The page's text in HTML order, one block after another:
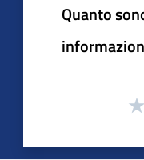
Quanto